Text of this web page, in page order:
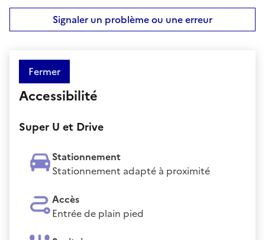
Signaler un problème ou une erreur
Fermer
Accessibilité
Super U et Drive
Stationnement
Stationnement adapté à proximité
Accès
Entrée de plain pied